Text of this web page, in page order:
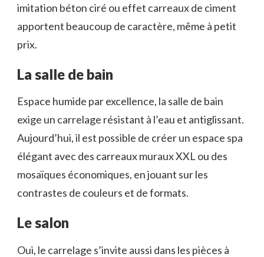
imitation béton ciré ou effet carreaux de ciment
apportent beaucoup de caractère, même à petit
prix.
La salle de bain
Espace humide par excellence, la salle de bain
exige un carrelage résistant à l’eau et antiglissant.
Aujourd’hui, il est possible de créer un espace spa
élégant avec des carreaux muraux XXL ou des
mosaïques économiques, en jouant sur les
contrastes de couleurs et de formats.
Le salon
Oui, le carrelage s’invite aussi dans les pièces à